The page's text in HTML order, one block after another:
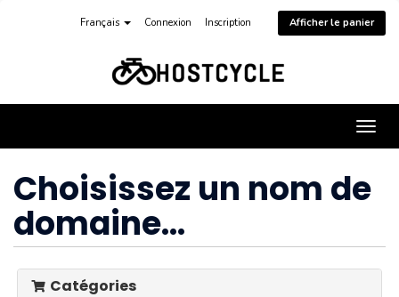
Français Connexion Inscription Afficher le panier
la
Choisissez un nom de
domaine...
Catégories